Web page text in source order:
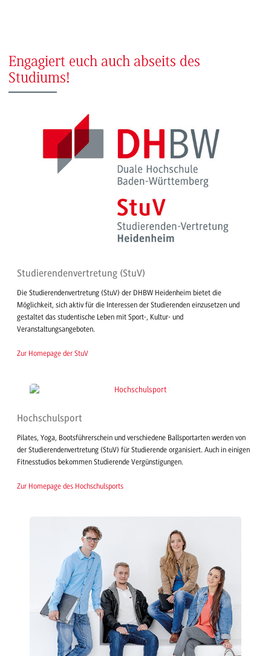
Engagiert euch auch abseits des
Studiums!
Studierendenvertretung (StuV)
Die Studierendenvertretung (StuV) der DHBW Heidenheim bietet die
Möglichkeit, sich aktiv für die Interessen der Studierenden einzusetzen und
gestaltet das studentische Leben mit Sport-, Kultur- und
Veranstaltungsangeboten.
Zur Homepage der StuV
Hochschulsport
Pilates, Yoga, Bootsführerschein und verschiedene Ballsportarten werden von
der Studierendenvertretung (StuV) für Studierende organisiert. Auch in einigen
Fitnesstudios bekommen Studierende Vergünstigungen.
Zur Homepage des Hochschulsports